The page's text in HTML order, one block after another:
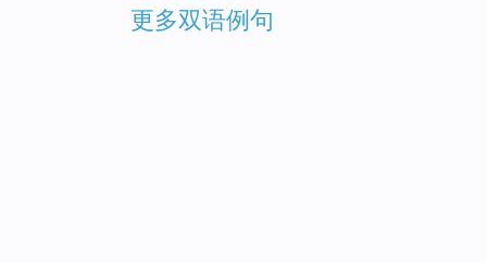
更多双语例句